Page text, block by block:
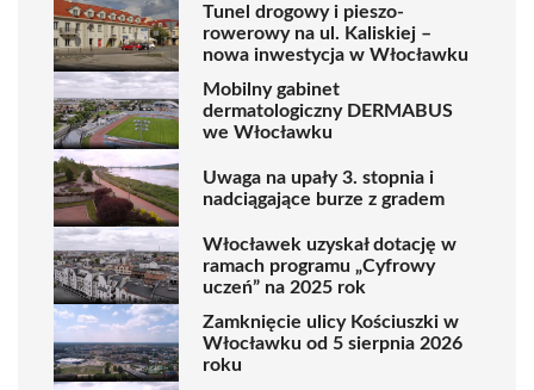
Tunel drogowy i pieszo-
rowerowy na ul. Kaliskiej –
nowa inwestycja w Włocławku
Mobilny gabinet
dermatologiczny DERMABUS
we Włocławku
Uwaga na upały 3. stopnia i
nadciągające burze z gradem
Włocławek uzyskał dotację w
ramach programu „Cyfrowy
uczeń” na 2025 rok
Zamknięcie ulicy Kościuszki w
Włocławku od 5 sierpnia 2026
roku